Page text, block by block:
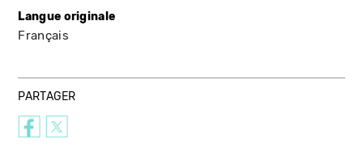
Langue originale
Français
PARTAGER